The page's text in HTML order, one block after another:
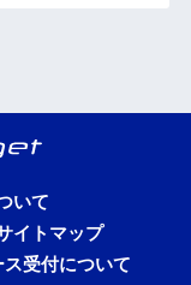
いて
イトマップ
受付について